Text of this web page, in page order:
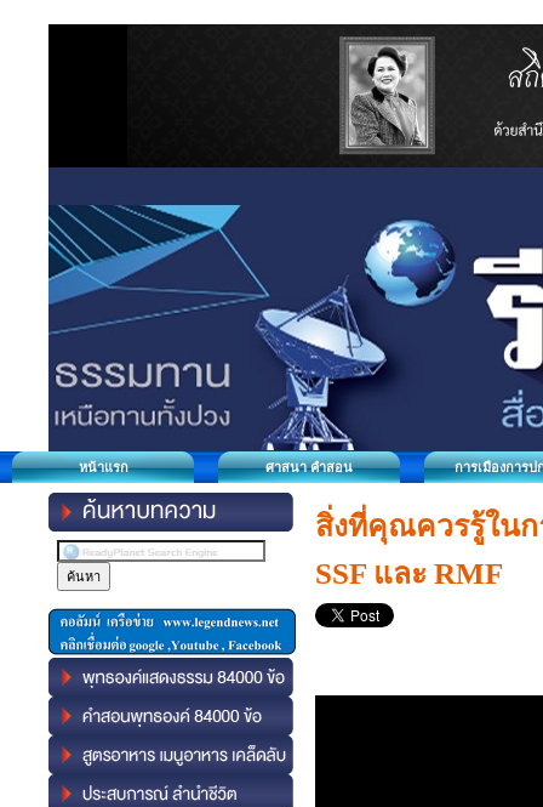
หน้าแรก ศาสนา คำสอน การเมืองการป
สิ่งที่คุณควรรู้ในก
SSF และ RMF